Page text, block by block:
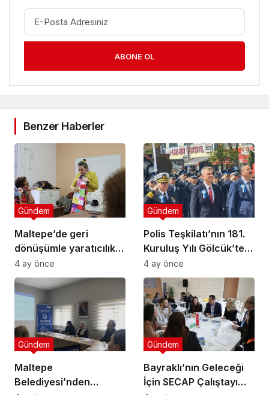
ABONE OL
Benzer Haberler
Maltepe’de geri
dönüşümle yaratıcılık
buluştu
Gündem
4 ay önce
Polis Teşkilatı’nın 181.
Kuruluş Yılı Gölcük’te
Törenle Kutlandı
Gündem
4 ay önce
Maltepe
Belediyesi’nden
Gündem
Bayraklı’nın Geleceği
İçin SECAP Çalıştayı
Gündem